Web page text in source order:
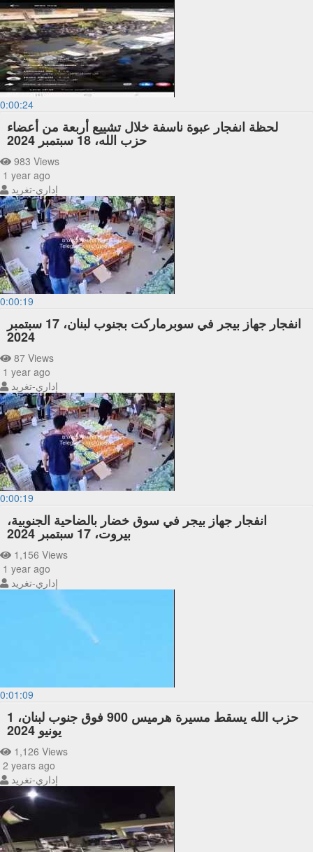
0:00:24
لحظة انفجار عبوة ناسفة خلال تشييع أربعة من أعضاء
حزب الله، 18 سبتمبر 2024
983 Views
1 year ago
إداري-تغريد
0:00:19
انفجار جهاز بيجر في سوبرماركت بجنوب لبنان، 17 سبتمبر
2024
87 Views
1 year ago
إداري-تغريد
0:00:19
انفجار جهاز بيجر في سوق خضار بالضاحية الجنوبية،
بيروت، 17 سبتمبر 2024
1,156 Views
1 year ago
إداري-تغريد
0:01:09
حزب الله يسقط مسيرة هرميس 900 فوق جنوب لبنان، 1
يونيو 2024
1,126 Views
2 years ago
إداري-تغريد